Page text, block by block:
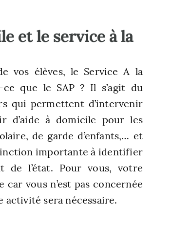
et le service à la
vos élèves, le Service A la
ce que le SAP ? Il s’agit du
qui permettent d’intervenir
d’aide à domicile pour les
de garde d’enfants,… et
importante à identifier
de l’état. Pour vous, votre
vous n’est pas concernée
activité sera nécessaire.